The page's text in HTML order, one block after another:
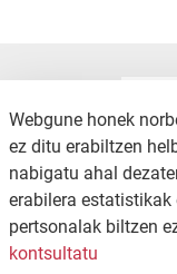
Webgune honek
ez ditu erabiltzen
nabigatu ahal
erabilera estatistikak
pertsonalak biltzen
kontsultatu